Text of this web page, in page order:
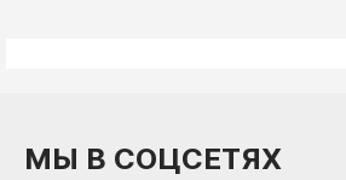
МЫ В СОЦСЕТЯХ